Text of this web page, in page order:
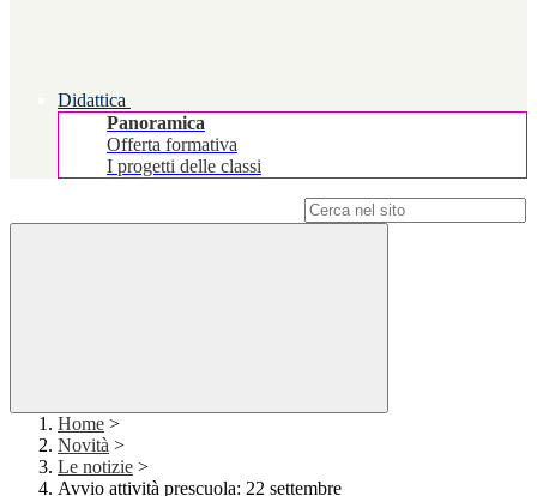
Didattica
Panoramica
Offerta formativa
I progetti delle classi
Home >
Novità >
Le notizie >
Avvio attività prescuola: 22 settembre